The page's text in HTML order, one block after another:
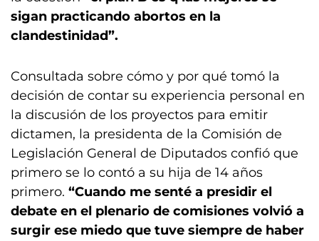
sigan practicando abortos en la
clandestinidad”.
Consultada sobre cómo y por qué tomó la
decisión de contar su experiencia personal en
la discusión de los proyectos para emitir
dictamen, la presidenta de la Comisión de
Legislación General de Diputados confió que
primero se lo contó a su hija de 14 años
primero. “Cuando me senté a presidir el
debate en el plenario de comisiones volvió a
surgir ese miedo que tuve siempre de haber